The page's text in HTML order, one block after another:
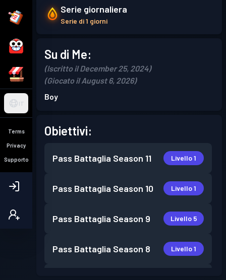
IT
Terms
Privacy
Supporto
Serie giornaliera
Serie di 1 giorni
Su di Me:
(Iscritto il December 25, 2024)
(Giocato il August 6, 2026)
Boy
Obiettivi:
Pass Battaglia Season 11 Livello 1
Pass Battaglia Season 10 Livello 1
Pass Battaglia Season 9 Livello 5
Pass Battaglia Season 8 Livello 1